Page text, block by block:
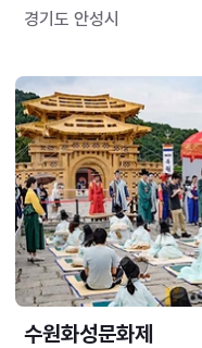
경기도 안성시
수원화성문화제